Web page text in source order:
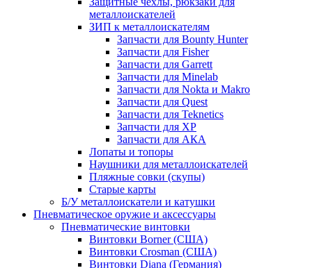
металлоискателей
ЗИП к металлоискателям
Запчасти для Bounty Hunter
Запчасти для Fisher
Запчасти для Garrett
Запчасти для Minelab
Запчасти для Nokta и Makro
Запчасти для Quest
Запчасти для Teknetics
Запчасти для XP
Запчасти для АКА
Лопаты и топоры
Наушники для металлоискателей
Пляжные совки (скупы)
Старые карты
Б/У металлоискатели и катушки
Пневматическое оружие и аксессуары
Пневматические винтовки
Винтовки Borner (США)
Винтовки Crosman (США)
Винтовки Diana (Германия)